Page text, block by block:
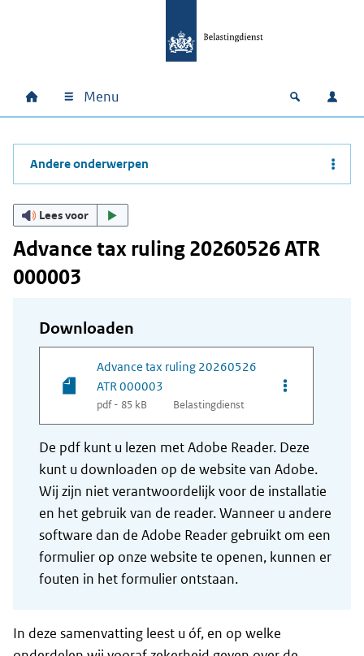
Hoofdnavigatie
Home Menu Open
Andere onderwerpen
Lees voor
Advance tax ruling 20260526 ATR
000003
Downloaden
Advance tax ruling 20260526
ATR 000003
pdf - 85 kB Belastingdienst
Opties van
De pdf kunt u lezen met Adobe Reader. Deze
kunt u downloaden op de website van Adobe.
Wij zijn niet verantwoordelijk voor de installatie
en het gebruik van de reader. Wanneer u andere
software dan de Adobe Reader gebruikt om een
formulier op onze website te openen, kunnen er
fouten in het formulier ontstaan.
In deze samenvatting leest u óf, en op welke